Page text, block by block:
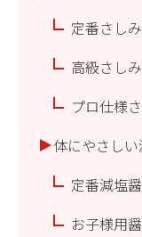
定番さし
高級さし
プロ仕様
体にやさし
定番減塩
お子様用